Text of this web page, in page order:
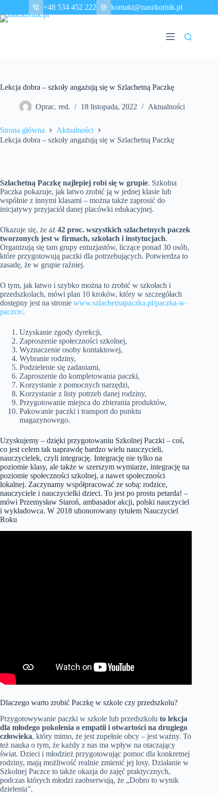
treści
+48 534 452 222 kontakt@naszkornik.pl
Lekcja dobra – szkoły angażują się w Szlachetną Paczkę
Oprac. red. 18 listopada, 2022 Aktualności
Strona główna
Aktualności
Lekcja dobra – szkoły angażują się w Szlachetną Paczkę
Szlachetną Paczkę najlepiej robi się w grupie. Szkolna
Paczka pokazuje, jak łatwo zrobić ją w jednej klasie lub
wspólnie z innymi klasami – można także zaprosić do
inicjatywy przyjaciół danej placówki edukacyjnej.
Okazuje się, że aż 42 proc. wszystkich szlachetnych paczek
tworzonych jest w firmach, szkołach i instytucjach.
Organizują się tam grupy entuzjastów, liczące ponad 30 osób,
które przygotowują paczki dla potrzebujących. Potwierdza to
zasadę, że w grupie raźniej.
O tym, jak łatwo i szybko można to zrobić w szkołach i
przedszkolach, mówi plan 10 kroków, który w szczegółach
dostępny jest na stronie www.szlachetnapaczka.pl/paczka-w-
paczce/.
Uzyskanie zgody dyrekcji,
Zaproszenie społeczności szkolnej,
Wyznaczenie osoby kontaktowej,
Wybranie rodziny,
Podzielenie się zadaniami,
Zaproszenie do kompletowania paczki,
Korzystanie z pomocnych narzędzi,
Korzystanie z listy potrzeb danej rodziny,
Przygotowanie miejsca do zbierania produktów,
Pakowanie paczki i transport do punktu
magazynowego.
Uzyskujemy – dzięki przygotowaniu Szkolnej Paczki – coś,
co jest celem tak naprawdę bardzo wielu nauczycieli,
nauczycielek, czyli integrację. Integrację nie tylko na
poziomie klasy, ale także w szerszym wymiarze, integrację na
poziomie społeczności szkolnej, a nawet społeczności
lokalnej. Zaczynamy współpracować ze sobą: rodzice,
nauczyciele i nauczycielki dzieci. To jest po prostu petarda! –
mówi Przemysław Staroń, ambasador akcji, polski nauczyciel
i wykładowca. W 2018 uhonorowany tytułem Nauczyciel
Roku
Dlaczego warto zrobić Paczkę w szkole czy przedszkolu?
Przygotowywanie paczki w szkole lub przedszkolu to lekcja
dla młodego pokolenia o empatii i otwartości na drugiego
człowieka, który mimo, że jest zupełnie obcy – jest ważny. To
też nauka o tym, że każdy z nas ma wpływ na otaczający
świat. Dzieci i młodzież przygotowując pomoc dla konkretnej
rodziny, mają możliwość realnie zmienić jej losy. Działanie w
Szkolnej Paczce to także okazja do zajęć praktycznych,
podczas których młodzi zaobserwują, że „Dobro to wynik
dzielenia”.